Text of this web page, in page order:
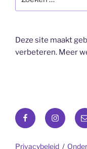
naar:
Deze site maakt
verbeteren. Meer
Facebook
Privacybeleid